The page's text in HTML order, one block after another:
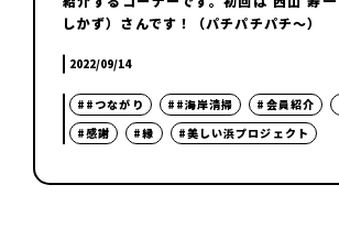
しかず）さんです！（パチパチパチ～）
2022/09/14
##つながり ##海岸清掃 #会員紹介
#感謝
#縁 #美しい浜プロジェクト